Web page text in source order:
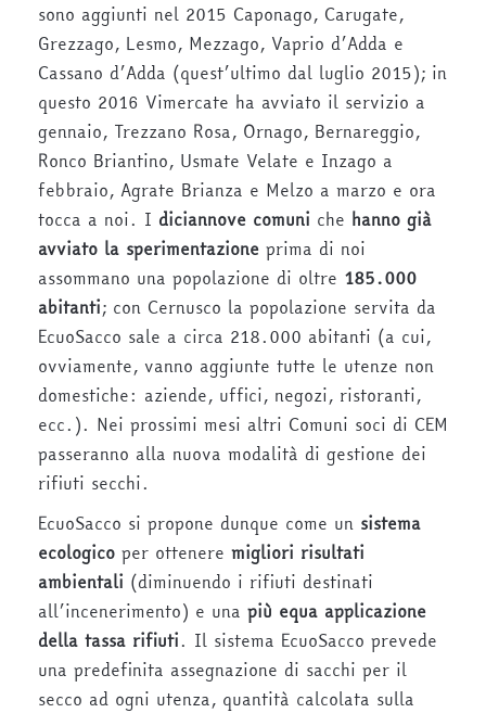
sono aggiunti nel 2015 Caponago, Carugate,
Grezzago, Lesmo, Mezzago, Vaprio d’Adda e
Cassano d’Adda (quest’ultimo dal luglio 2015); in
questo 2016 Vimercate ha avviato il servizio a
gennaio, Trezzano Rosa, Ornago, Bernareggio,
Ronco Briantino, Usmate Velate e Inzago a
febbraio, Agrate Brianza e Melzo a marzo e ora
tocca a noi. I diciannove comuni che hanno già
avviato la sperimentazione prima di noi
assommano una popolazione di oltre 185.000
abitanti; con Cernusco la popolazione servita da
EcuoSacco sale a circa 218.000 abitanti (a cui,
ovviamente, vanno aggiunte tutte le utenze non
domestiche: aziende, uffici, negozi, ristoranti,
ecc.). Nei prossimi mesi altri Comuni soci di CEM
passeranno alla nuova modalità di gestione dei
rifiuti secchi.
EcuoSacco si propone dunque come un sistema
ecologico per ottenere migliori risultati
ambientali (diminuendo i rifiuti destinati
all’incenerimento) e una più equa applicazione
della tassa rifiuti. Il sistema EcuoSacco prevede
una predefinita assegnazione di sacchi per il
secco ad ogni utenza, quantità calcolata sulla